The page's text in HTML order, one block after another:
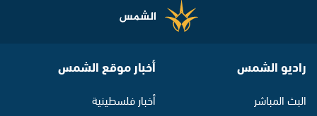
راديو الشمس
البث المباشر
أخبار موقع الشمس
أخبار فلسطينية